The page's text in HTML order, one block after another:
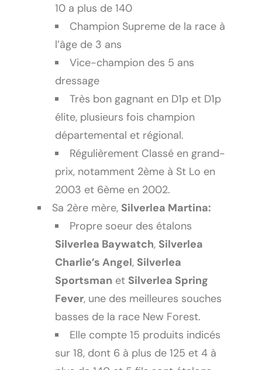
10 a plus de 140
Champion Supreme de la race à
l’âge de 3 ans
Vice-champion des 5 ans
dressage
Très bon gagnant en D1p et D1p
élite, plusieurs fois champion
départemental et régional.
Régulièrement Classé en grand-
prix, notamment 2ème à St Lo en
2003 et 6ème en 2002.
Sa 2ère mère, Silverlea Martina:
Propre soeur des étalons
Silverlea Baywatch, Silverlea
Charlie’s Angel, Silverlea
Sportsman et Silverlea Spring
Fever, une des meilleures souches
basses de la race New Forest.
Elle compte 15 produits indicés
sur 18, dont 6 à plus de 125 et 4 à